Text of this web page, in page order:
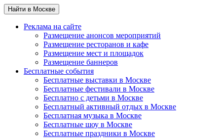
Найти в Москве
Реклама на сайте
Размещение анонсов мероприятий
Размещение ресторанов и кафе
Размещение мест и площадок
Размещение баннеров
Бесплатные события
Бесплатные выставки в Москве
Бесплатные фестивали в Москве
Бесплатно с детьми в Москве
Бесплатный активный отдых в Москве
Бесплатная музыка в Москве
Бесплатные шоу в Москве
Бесплатные праздники в Москве